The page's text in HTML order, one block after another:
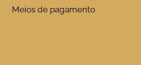
Meios de pagamento